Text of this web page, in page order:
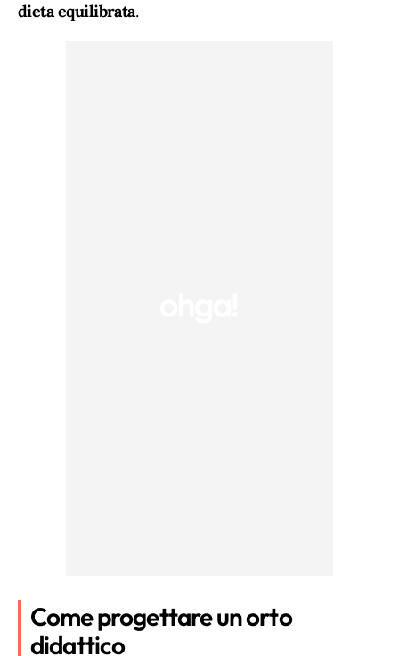
dieta equilibrata.
Come progettare un orto
didattico